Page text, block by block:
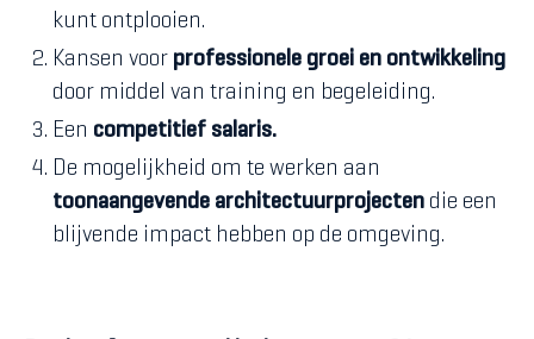
kunt ontplooien.
Kansen voor professionele groei en ontwikkeling
door middel van training en begeleiding.
Een competitief salaris.
De mogelijkheid om te werken aan
toonaangevende architectuurprojecten die een
blijvende impact hebben op de omgeving.